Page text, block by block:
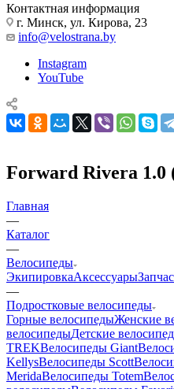
Контактная информация
г. Минск, ул. Кирова, 23
info@velostrana.by
Instagram
YouTube
Forward Rivera 1.0
Главная
—
Каталог
—
Велосипеды
ЭкипировкаАксессуары
—
Подростковые велосипеды
Горные велосипедыЖенские
велосипедыДетские
TREKВелосипеды Giant
KellysВелосипеды Scott
MeridaВелосипеды Totem